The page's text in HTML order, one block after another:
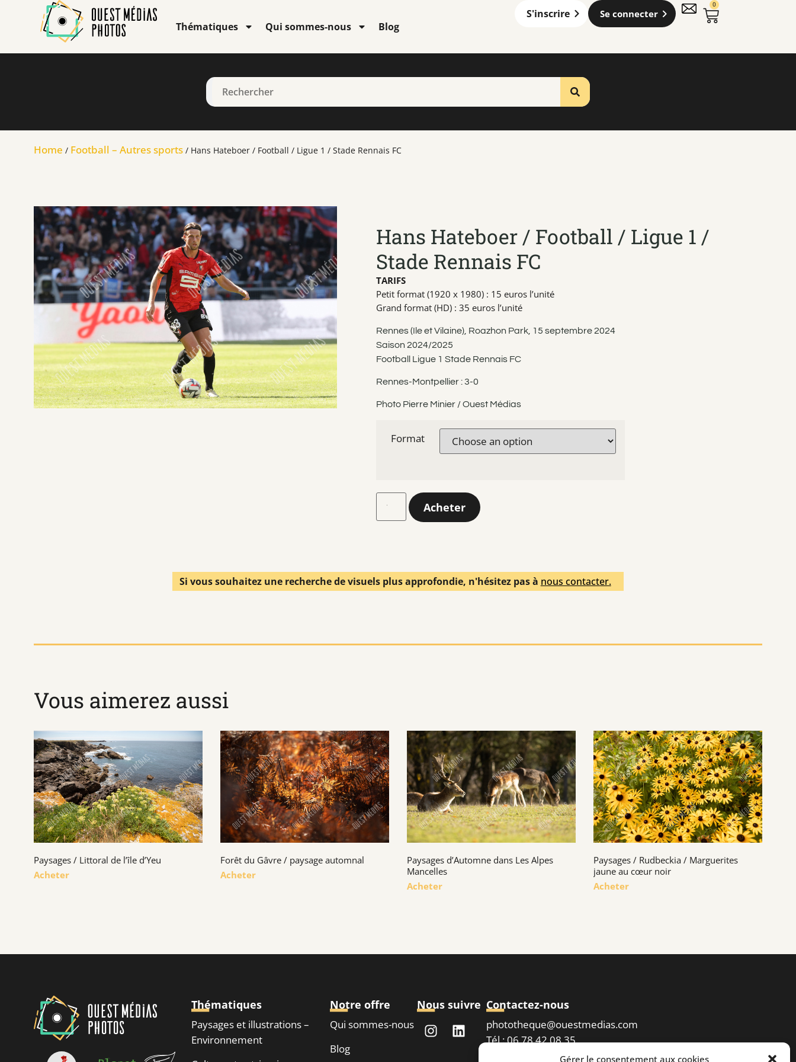
Gérer le consentement aux cookies
Thématiques Qui sommes-nous Blog
S'inscrire Se connecter
0
Home / Football – Autres sports / Hans Hateboer / Football / Ligue 1 / Stade Rennais FC
Hans Hateboer / Football / Ligue 1 /
Stade Rennais FC
TARIFS
Petit format (1920 x 1980) : 15 euros l’unité
Grand format (HD) : 35 euros l’unité
Rennes (Ile et Vilaine), Roazhon Park, 15 septembre 2024
Saison 2024/2025
Football Ligue 1 Stade Rennais FC
Rennes-Montpellier : 3-0
Photo Pierre Minier / Ouest Médias
Format
Acheter
Si vous souhaitez une recherche de visuels plus approfondie, n'hésitez pas à nous contacter.
Vous aimerez aussi
Paysages / Littoral de l’île d’Yeu
Acheter
Forêt du Gâvre / paysage automnal
Acheter
Paysages d’Automne dans Les Alpes
Mancelles
Acheter
Paysages / Rudbeckia / Marguerites
jaune au cœur noir
Acheter
Thématiques
Paysages et illustrations –
Environnement
Notre offre
Qui sommes-nous
Blog
Nous suivre Contactez-nous
phototheque@ouestmedias.com
Tél : 06 78 42 08 35